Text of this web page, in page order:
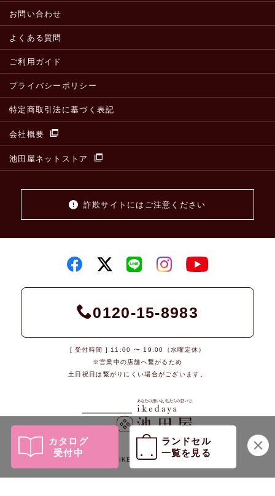
カタログ
受付中
ランドセル
一覧を見る
お問い合わせ
よくある質問
ご利用ガイド
プライバシーポリシー
特定商取引法に基づく表記
会社概要
池田屋ネットストア
詐欺サイトにはご注意ください
0120-15-8983
[ 受付時間 ] 11:00 〜 19:00（水曜定休）
※営業中の店舗へ繋がるため
土日祝日は繋がりにくい場合がございます。
© 2026 IKEDAYA Co., Ltd.